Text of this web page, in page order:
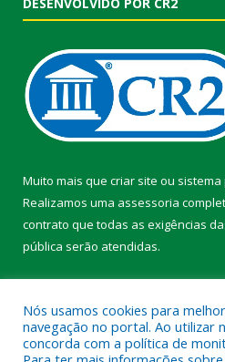
Muito mais que criar site ou
Realizamos uma assessoria
contrato que todas as exigências
pública serão atendidas.
Nós usamos cookies para
navegação no portal. Ao utilizar
concorda com a política de